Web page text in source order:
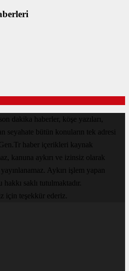
dakika haberler, köşe yazıları,
seyahate bütün konuların tek adresi
haber içerikleri kaynak
kanuna aykırı ve izinsiz olarak
Aykırı işlem yapan
saklı tutulmaktadır.
için teşekkür ederiz.